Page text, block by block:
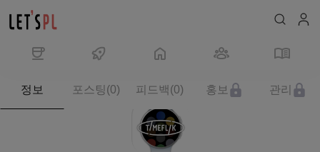
서
정보 포스팅(0) 피드백 (0) 홍보 관리